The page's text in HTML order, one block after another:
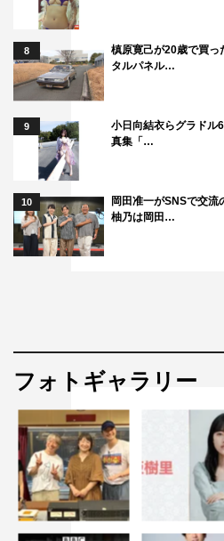
8
槙原寛己が20歳で買っ
タルパネル…
9
小日向結衣らグラドル
真集「…
10
岡田准一がSNSで交
柚乃は岡田…
フォトギャラリー